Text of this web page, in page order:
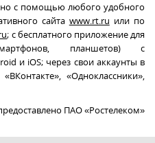
с помощью любого удобного
сайта www.rt.ru или по
; с бесплатного приложение для
планшетов) с
и iOS; через свои аккаунты в
«Одноклассники»,
ПАО «Ростелеком»